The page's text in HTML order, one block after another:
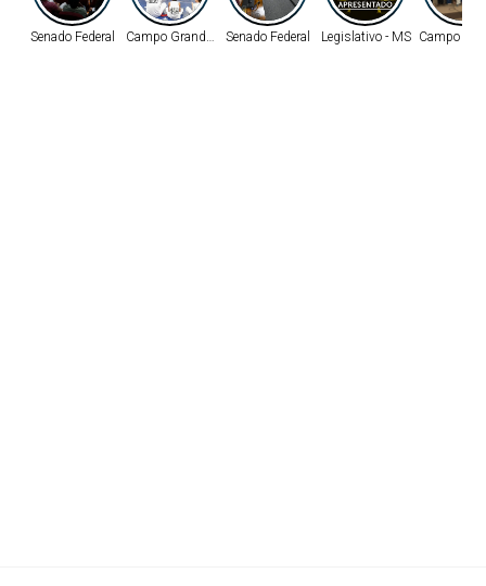
Senado Federal Campo Grande - MSSenado Federal Legislativo - MS Campo